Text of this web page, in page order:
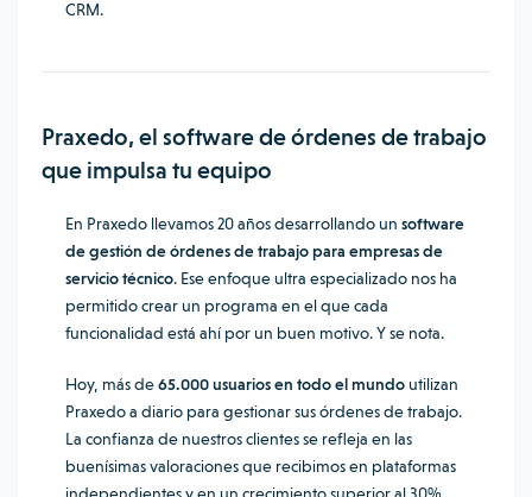
CRM.
Praxedo, el software de órdenes de trabajo
que impulsa tu equipo
En Praxedo llevamos 20 años desarrollando un software
de gestión de órdenes de trabajo para empresas de
servicio técnico. Ese enfoque ultra especializado nos ha
permitido crear un programa en el que cada
funcionalidad está ahí por un buen motivo. Y se nota.
Hoy, más de65.000 usuarios en todo el mundo utilizan
Praxedo a diario para gestionar sus órdenes de trabajo.
La confianza de nuestros clientes se refleja en las
buenísimas valoraciones que recibimos en plataformas